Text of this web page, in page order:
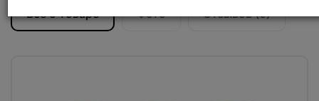
Все о товаре Фото Отзывов (0)